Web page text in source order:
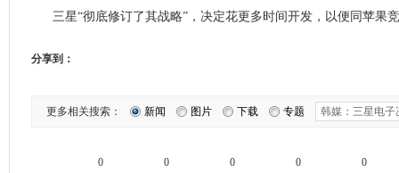
三星“彻底修订了其战略”，决定花更多时间开发，以便同苹果
分享到：
更多相关搜索： 新闻 图片 下载 专题
0 0 0 0 0